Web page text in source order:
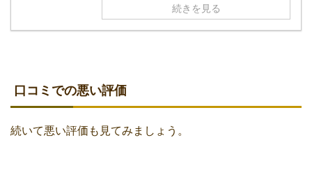
続きを見る
口コミでの悪い評価
続いて悪い評価も見てみましょう。